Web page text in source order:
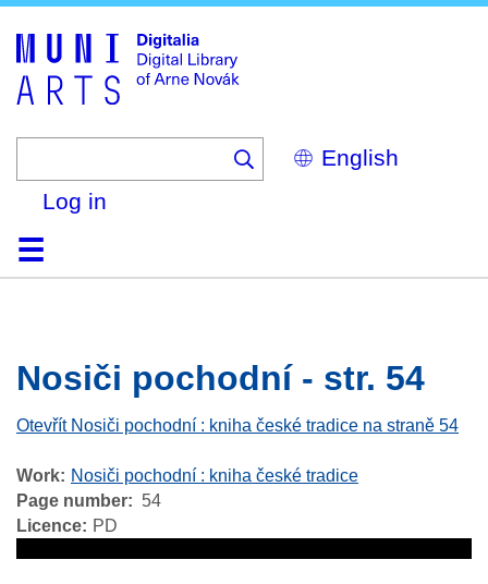
Select
your
Log in
HomeBrowse
Search
About
HelpContactDigitalia
Nosiči pochodní - str. 54
Otevřít Nosiči pochodní : kniha české tradice na straně 54
Work
Nosiči pochodní : kniha české tradice
Page number
54
Licence
PD